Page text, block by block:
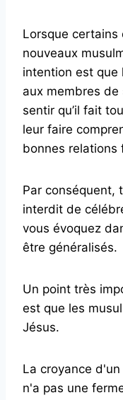
Lorsque
nouveaux
intention est que
aux membres de
sentir qu’il fait
leur faire
bonnes relations
Par conséquent,
interdit de
vous évoquez
être généralisés.
Un point très
est que les
Jésus.
La croyance
n'a pas une